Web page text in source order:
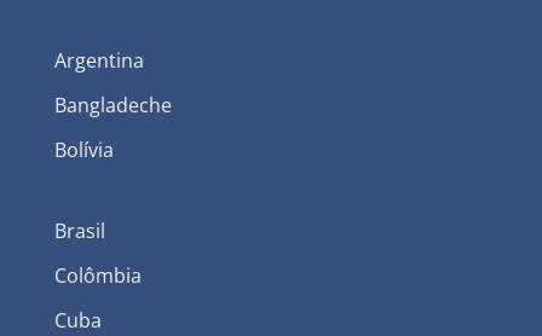
Argentina
Bangladeche
Bolívia
Brasil
Colômbia
Cuba